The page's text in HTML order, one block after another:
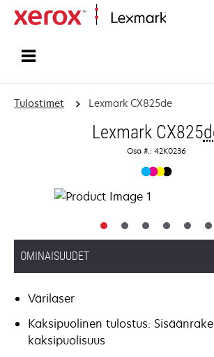
Tulostimet Lexmark CX825de
Lexmark CX825
Osa #.: 42K0236
OMINAISUUDET
Värilaser
Kaksipuolinen tulostus:
kaksipuolisuus